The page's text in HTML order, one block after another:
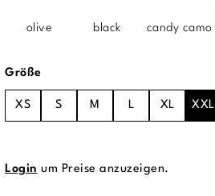
olive black candy camo
Größeauswählen
XS S M L XL XXL
Login um Preise anzuzeigen.